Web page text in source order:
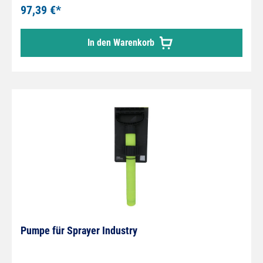
80°CEingang: 1/2" IG drehbarMaterial: Edelstahl
97,39 €*
In den Warenkorb
Pumpe für Sprayer Industry